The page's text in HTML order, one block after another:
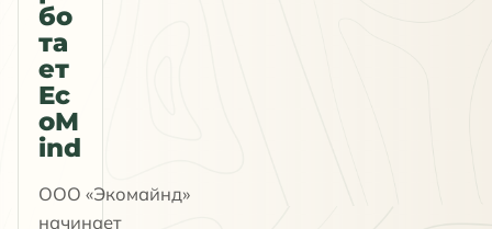
бо
та
ет
Ec
oM
ind
ООО «Экомайнд»
начинает